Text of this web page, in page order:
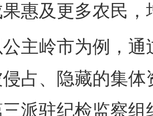
惠及更多农民
岭市为例，通
占、隐藏的集
派驻纪检监察